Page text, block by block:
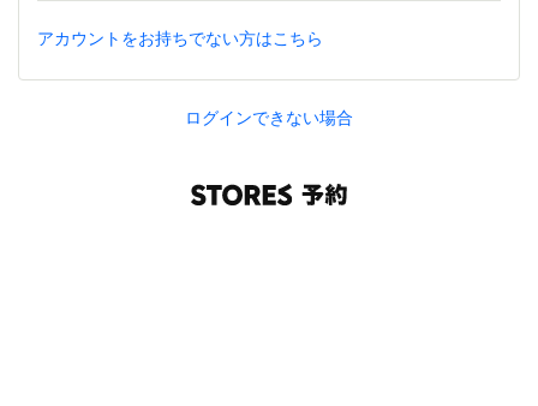
アカウントをお持ちでない方はこちら
ログインできない場合